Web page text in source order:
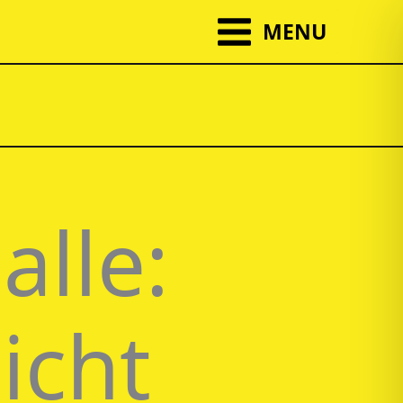
MENU